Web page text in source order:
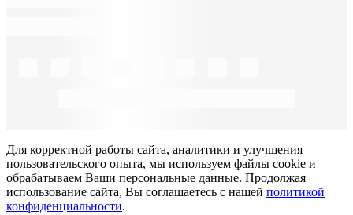
Для корректной работы сайта, аналитики и улучшения
пользовательского опыта, мы используем файлы cookie и
обрабатываем Ваши персональные данные. Продолжая
использование сайта, Вы соглашаетесь с нашей политикой
конфиденциальности.